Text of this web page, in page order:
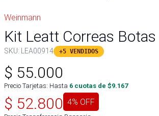
Weinmann
Kit Leatt Correas
SKU: LEA00914 +5 VENDIDOS
$ 55.000
Precio Tarjetas: Hasta 6 cuotas de $9.167
$ 52.800 4% OFF